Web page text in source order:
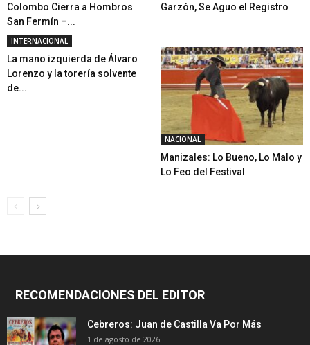
Colombo Cierra a Hombros
San Fermín –...
Garzón, Se Aguo el Registro
INTERNACIONAL
La mano izquierda de Álvaro
Lorenzo y la torería solvente
de...
NACIONAL
Manizales: Lo Bueno, Lo Malo y
Lo Feo del Festival
RECOMENDACIONES DEL EDITOR
Cebreros: Juan de Castilla Va Por Más
1 de agosto de 2026